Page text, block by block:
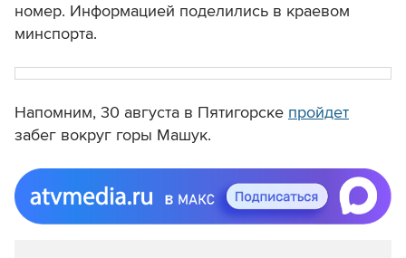
номер. Информацией поделились в краевом
минспорта.
Напомним, 30 августа в Пятигорске пройдет
забег вокруг горы Машук.